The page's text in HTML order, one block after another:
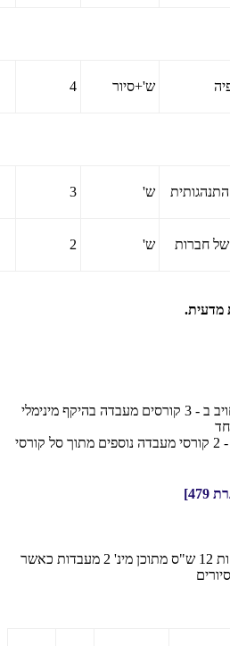
4 ש'+סיור
3 ש' התנהגותית
2 ש' של חברות
מדעית.
במסגרת זו כל תלמיד מחויב ב - 3 קורסים מעבדה בהיקף מינימלי
של מעבדה אורגניזמית ו - 2 קורסי מעבדה נוספים מתוך סל קורסי
מסל זה חובה ללמוד לפחות 12 ש"ס מתוכן מינ' 2 מעבדות כאשר